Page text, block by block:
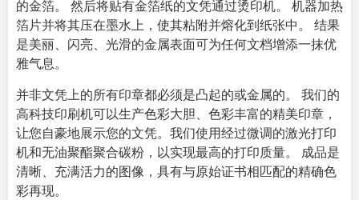
的金箔。 然后将贴有金箔纸的文凭通过烫印机。 机器加热
箔片并将其压在墨水上，使其粘附并熔化到纸张中。 结果
是美丽、闪亮、光滑的金属表面可为任何文档增添一抹优
雅气息。
并非文凭上的所有印章都必须是凸起的或金属的。 我们的
高科技印刷机可以生产色彩大胆、色彩丰富的精美印章，
让您自豪地展示您的文凭。我们使用经过微调的激光打印
机和无油聚酯聚合碳粉，以实现最高的打印质量。 成品是
清晰、充满活力的图像，具有与原始证书相匹配的精确色
彩再现。